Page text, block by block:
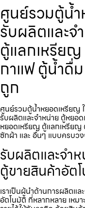
ศูนย์รวมตู้น้
รับผลิตและ
ตู้แลกเหรีย
กาแฟ ตู้น้ำดื่
ถูก
ศูนย์รวมตู้น้ำหยอดเหรียญ
รับผลิตและจำหน่าย ตู้หยอ
หยอดเหรียญ ตู้แลกเหรียญ
ซักผ้า และ อื่นๆ แบบครบว
รับผลิตและจำ
ตู้ขายสินค้าอัต
เราเป็นผู้นำด้านการผลิตแ
อัตโนมัติ ที่หลากหลาย เหม